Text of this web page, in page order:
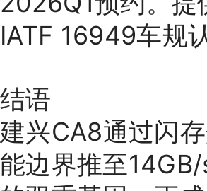
IATF 16949车规
结语
建兴CA8通过闪
能边界推至